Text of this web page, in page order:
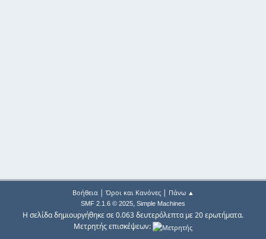
Βοήθεια| Όροι και Κανόνες| Πάνω ▲
SMF 2.1.6 © 2025, Simple Machines
Η σελίδα δημιουργήθηκε σε 0.063 δευτερόλεπτα με 20 ερωτήματα.
Μετρητής επισκέψεων: